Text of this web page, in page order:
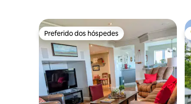
Preferido dos hóspedes
Preferido dos hóspedes